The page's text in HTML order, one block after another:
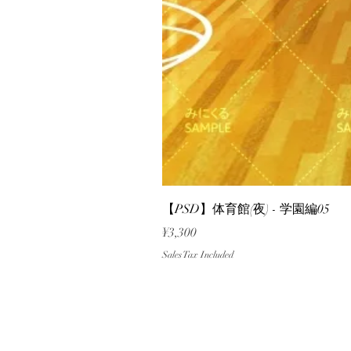
【PSD】体育館(夜) - 学園編05
Price
¥3,300
Sales Tax Included